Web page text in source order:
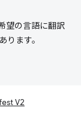
望の言語に翻訳
ります。
V2